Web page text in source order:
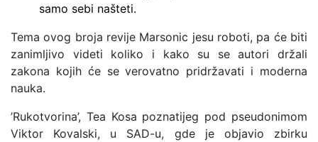
samo sebi našteti.
Tema ovog broja revije Marsonic jesu roboti, pa će biti
zanimljivo videti koliko i kako su se autori držali
zakona kojih će se verovatno pridržavati i moderna
nauka.
’Rukotvorina’, Tea Kosa poznatijeg pod pseudonimom
Viktor Kovalski, u SAD-u, gde je objavio zbirku